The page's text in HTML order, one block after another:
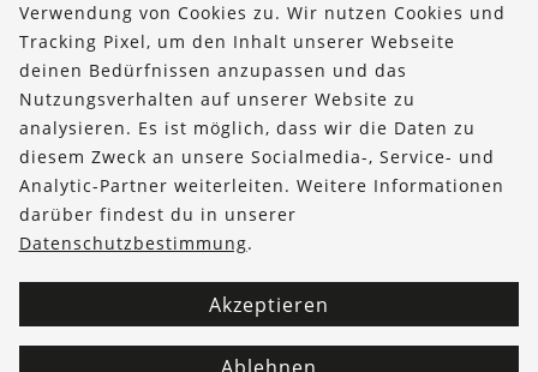
Über uns
Bestellungen
Kontakt & Hilfe
FOLLOW US
Verwendung von Cookies zu. Wir nutzen Cookies und
Tracking Pixel, um den Inhalt unserer Webseite
deinen Bedürfnissen anzupassen und das
Nutzungsverhalten auf unserer Website zu
analysieren. Es ist möglich, dass wir die Daten zu
diesem Zweck an unsere Socialmedia-, Service- und
Analytic-Partner weiterleiten. Weitere Informationen
darüber findest du in unserer
Datenschutzbestimmung.
Akzeptieren